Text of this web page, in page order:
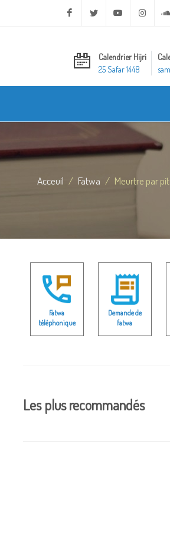
Facebook Twitter Youtube
Calendrier Hijri
25 Safar 1448
Acceuil Fatwa Meurtre par
Fatwa
téléphonique
Demande de
fatwa
Les plus recommandés